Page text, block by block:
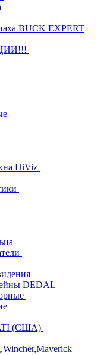
BUCK EXPERT
HiViz
DEDAL
(США)